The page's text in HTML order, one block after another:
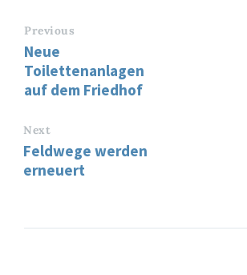
Previous
Neue
Toilettenanlagen
auf dem Friedhof
Next
Feldwege werden
erneuert